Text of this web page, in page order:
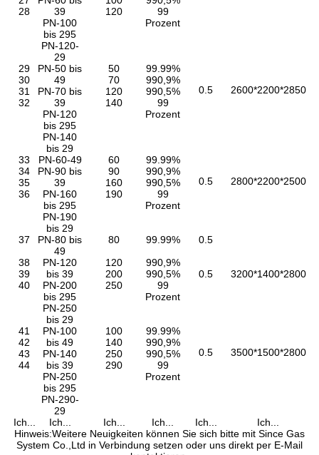
28
39
PN-100
bis 295
PN-120-
29
120
99
Prozent
29
30
31
32
PN-50 bis
49
PN-70 bis
39
PN-120
bis 295
PN-140
bis 29
50
70
120
140
99.99%
990,9%
990,5%
99
Prozent
0.5 2600*2200*2850
33
34
35
36
PN-60-49
PN-90 bis
39
PN-160
bis 295
PN-190
bis 29
60
90
160
190
99.99%
990,9%
990,5%
99
Prozent
0.5 2800*2200*2500
37
PN-80 bis
49
80 99.99%
0.5
38
39
40
PN-120
bis 39
PN-200
bis 295
PN-250
bis 29
120
200
250
990,9%
990,5%
99
Prozent
0.5 3200*1400*2800
41
42
43
44
PN-100
bis 49
PN-140
bis 39
PN-250
bis 295
PN-290-
29
100
140
250
290
99.99%
990,9%
990,5%
99
Prozent
0.5 3500*1500*2800
Ich... Ich... Ich... Ich... Ich...
Ich...
Hinweis:Weitere Neuigkeiten können Sie sich bitte mit Since Gas
System Co.,Ltd in Verbindung setzen oder uns direkt per E-Mail